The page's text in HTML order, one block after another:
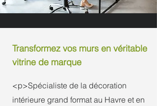
Transformez vos murs en véritable
vitrine de marque
<p>Spécialiste de la décoration
intérieure grand format au Havre et en